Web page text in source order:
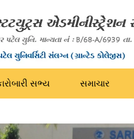
સભ્ય સમાચાર